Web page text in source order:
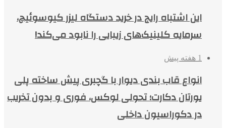
این اشتباه رایج در خرید دستگاه لیزر کیوسوئیچ،
سرمایه کلینیک‌های زیبایی را نابود می‌کند!
1 هفته پیش
انواع قاب بندی دیوار با گچبری پیش ساخته پلی
یورتان دکارت؛ تحولی لوکس، فوری و بدون تخریب
در دکوراسیون داخلی